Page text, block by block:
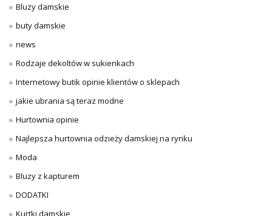
Bluzy damskie
buty damskie
news
Rodzaje dekoltów w sukienkach
Internetowy butik opinie klientów o sklepach
jakie ubrania są teraz modne
Hurtownia opinie
Najlepsza hurtownia odzieży damskiej na rynku
Moda
Bluzy z kapturem
DODATKI
Kurtki damskie